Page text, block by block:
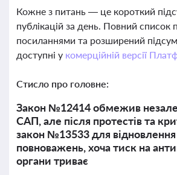
Кожне з питань — це короткий
публікацій за день. Повний
посиланнями та розширений
доступні у комерційній версії
Стисло про головне:
Закон №12414 обмежив
САП, але після протестів та
закон №13533 для відновлення
повноважень, хоча тиск на
органи триває